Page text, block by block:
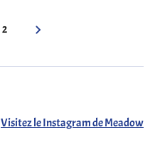
2
Visitez le Instagram de Meadow